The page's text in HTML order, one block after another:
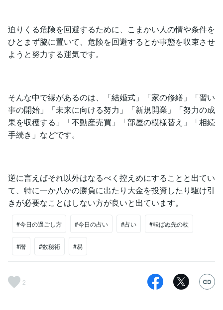
迫りくる危険を回避するために、こまかい人の情や条件を
ひとまず脇に置いて、危険を回避するとか事態を収束させ
ようと努力する運気です。
そんな中で縁があるのは、「結婚式」「家の修繕」「習い
事の開始」「未来に向ける努力」「新規開業」「努力の成
果を収穫する」「不動産売買」「部屋の模様替え」「相続
手続き」などです。
逆に言えばそれ以外はなるべく控えめにすることと出てい
て、特に一か八かの勝負に出たり大金を投資したり駆け引
きが必要なことはしない方が良いと出ています。
#今日の過ごし方 #今日の占い #占い #転ばぬ先の杖
#暦 #数秘術 #易
2